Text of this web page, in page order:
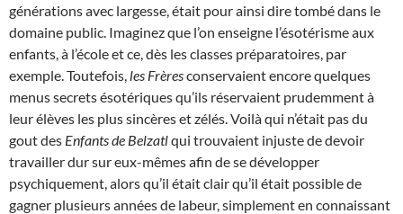
générations avec largesse, était pour ainsi dire tombé dans le
domaine public. Imaginez que l’on enseigne l’ésotérisme aux
enfants, à l’école et ce, dès les classes préparatoires, par
exemple. Toutefois, les Frèresconservaient encore quelques
menus secrets ésotériques qu’ils réservaient prudemment à
leur élèves les plus sincères et zélés. Voilà qui n’était pas du
gout des Enfants de Belzatlqui trouvaient injuste de devoir
travailler dur sur eux-mêmes afin de se développer
psychiquement, alors qu’il était clair qu’il était possible de
gagner plusieurs années de labeur, simplement en connaissant